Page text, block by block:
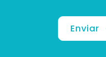
Enviar